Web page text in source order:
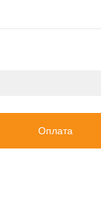
Оплата